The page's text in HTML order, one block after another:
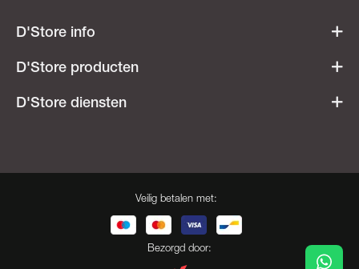
D'Store info
Werken bij D'Store
D'Store producten
Acties & promoties
D'Store diensten
Veilig betalen met:
Bezorgd door: